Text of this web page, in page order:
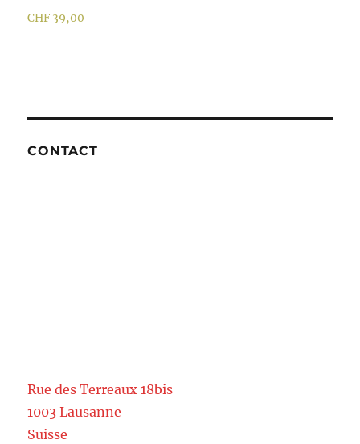
CHF 39,00
CONTACT
Rue des Terreaux 18bis
1003 Lausanne
Suisse